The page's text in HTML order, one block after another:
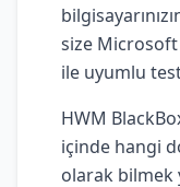
size
ile uyumlu
HWM
içinde hangi
olarak bilmek